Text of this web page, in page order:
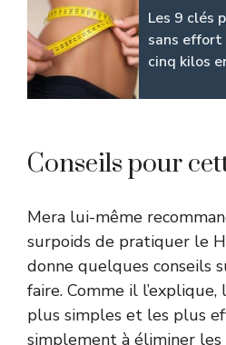
Les 9 clés
sans
cinq kilos
Conseils pour
Mera lui-même
surpoids de pratiquer le
donne quelques conseils
faire. Comme il l’explique,
plus simples et les plus
simplement à éliminer